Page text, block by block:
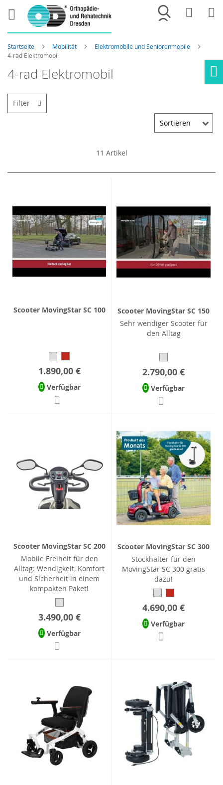
Merkliste
Startseite Mobilität
Elektromobile und Seniorenmobile
4-rad Elektromobil
4-rad Elektromobil
11 Artikel
Scooter MovingStar SC 100
1.890,00 €
Verfügbar
Scooter MovingStar SC 150
Sehr wendiger Scooter für
den Alltag
2.790,00 €
Verfügbar
Scooter MovingStar SC 200
Mobile Freiheit für den
Alltag: Wendigkeit, Komfort
und Sicherheit in einem
kompakten Paket!
3.490,00 €
Verfügbar
Scooter MovingStar SC 300
Stockhalter für den
MovingStar SC 300 gratis
dazu!
4.690,00 €
Verfügbar
Filter